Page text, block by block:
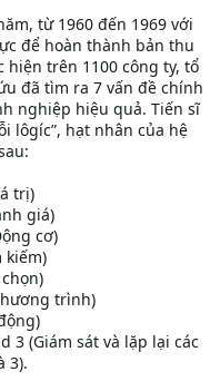
từ 1960 đến 1969 với
để hoàn thành bản thu
trên 1100 công ty, tổ
đã tìm ra 7 vấn đề chính
nghiệp hiệu quả. Tiến sĩ
lôgíc”, hạt nhân của hệ
trị)
giá)
cơ)
kiếm)
trình)
3 (Giám sát và lặp lại các
3).